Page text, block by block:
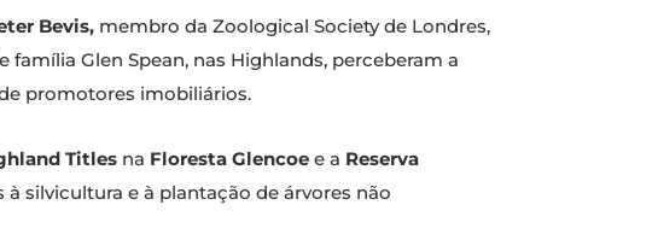
Bevis, membro da Zoological Society de Londres,
Glen Spean, nas Highlands, perceberam a
promotores imobiliários.
Titles na Floresta Glencoe e a Reserva
silvicultura e à plantação de árvores não